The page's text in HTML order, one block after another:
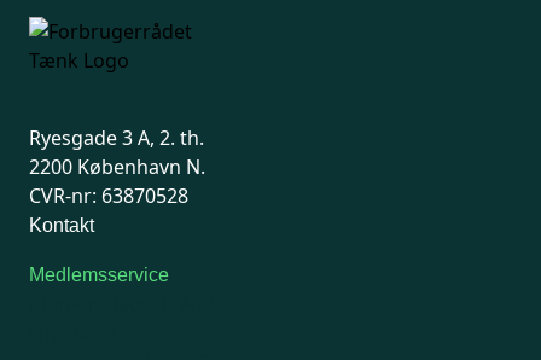
Ryesgade 3 A, 2. th.
2200 København N.
CVR-nr: 63870528
Kontakt
Medlemsservice